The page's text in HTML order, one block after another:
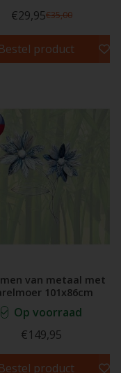
€29,95€35,00
Bestel product
van metaal met
101x86cm
Op voorraad
€149,95
Bestel product